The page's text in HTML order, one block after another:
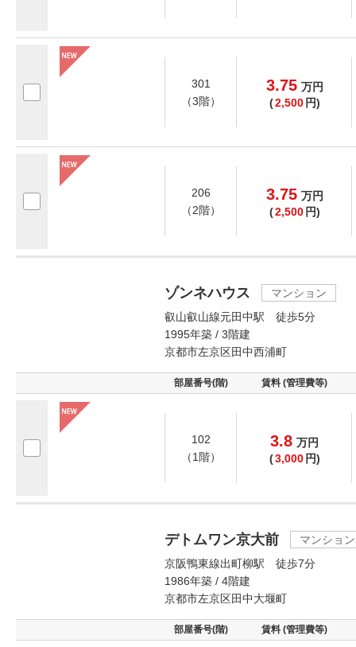
301
（3階）
3.75 万円
(2,500 円)
206
（2階）
3.75 万円
(2,500 円)
ゾンネハウス
マンション
叡山叡山線元田中駅 徒歩5分
1995年築 / 3階建
京都市左京区田中西浦町
部屋番号(階) 賃料 (管理費等)
102
（1階）
3.8 万円
(3,000 円)
デトムワン京大前
マンション
京阪鴨東線出町柳駅 徒歩7分
1986年築 / 4階建
京都市左京区田中大堰町
部屋番号(階) 賃料 (管理費等)